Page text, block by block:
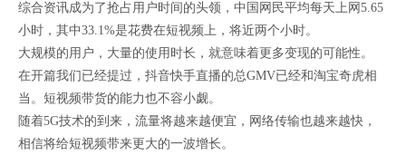
综合资讯成为了抢占用户时间的头领，中国网民平均每天上网5.65
小时，其中33.1%是花费在短视频上，将近两个小时。
大规模的用户，大量的使用时长，就意味着更多变现的可能性。
在开篇我们已经提过，抖音快手直播的总GMV已经和淘宝奇虎相
当。短视频带货的能力也不容小觑。
随着5G技术的到来，流量将越来越便宜，网络传输也越来越快，
相信将给短视频带来更大的一波增长。